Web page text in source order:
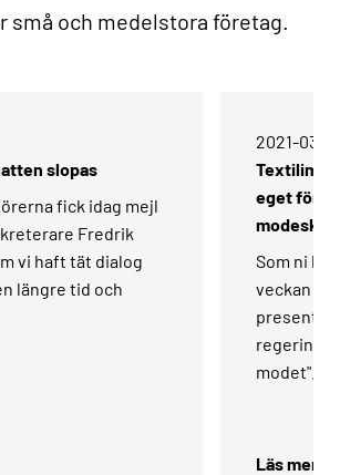
små och medelstora företag.
slopas
fick idag mejl
Fredrik
vi haft tät dialog
längre tid och
2021-03-
eget
Som ni
veckan
modet".
Läs mer